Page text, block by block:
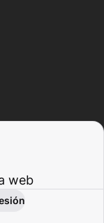
web